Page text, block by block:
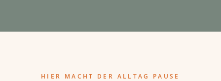
HIER MACHT DER ALLTAG PAUSE